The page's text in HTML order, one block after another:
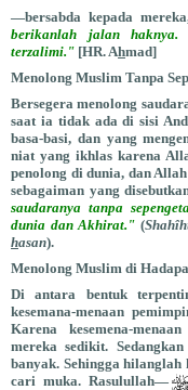
—bersabda kepada
berikanlah jalan
terzalimi." [HR. Ahmad]
Menolong Muslim Tanpa
Bersegera menolong
saat ia tidak ada di sisi
basa-basi, dan yang
niat yang ikhlas karena
penolong di dunia, dan
sebagaiman yang
saudaranya tanpa
dunia dan Akhirat." (
hasan).
Menolong Muslim di
Di antara bentuk
kesemana-menaan
Karena kesemena-
mereka sedikit.
banyak. Sehingga
cari muka. Rasulullah—